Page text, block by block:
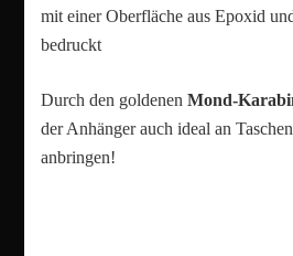
mit einer Oberfläche aus Epoxid
bedruckt
Durch den goldenen Mond-
der Anhänger auch ideal an
anbringen!